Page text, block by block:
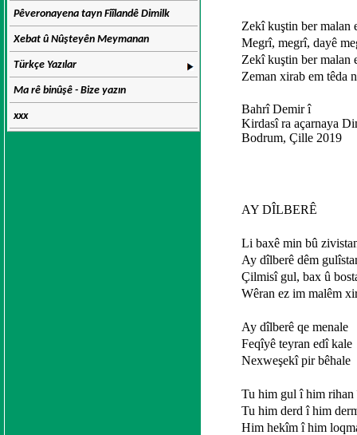
Pêveronayena tayn Fîîlandê Dimilk
Xebat û Nûşteyên Meymanan
Türkçe Yazılar
Ma rê binûşê - Bize yazın
xxx
Zekî kuştin ber malan
Megrî, megrî, dayê
Zekî kuştin ber malan
Zeman xirab em têda
Bahrî Demir î
Kirdasî ra açarnaya
Bodrum, Çille 2019
AY DÎLBERÊ
Li baxê min bû
Ay dîlberê dêm
Çilmisî gul, bax û
Wêran ez im malêm
Ay dîlberê qe menale
Feqîyê teyran edî kale
Nexweşekî pir bêhale
Tu him gul î him rihan
Tu him derd î him
Him hekîm î him